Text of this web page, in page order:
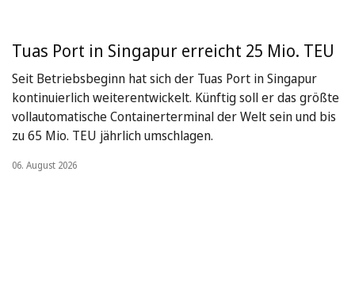
Tuas Port in Singapur erreicht 25 Mio. TEU
Seit Betriebsbeginn hat sich der Tuas Port in Singapur
kontinuierlich weiterentwickelt. Künftig soll er das größte
vollautomatische Containerterminal der Welt sein und bis
zu 65 Mio. TEU jährlich umschlagen.
06. August 2026